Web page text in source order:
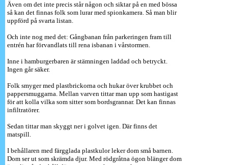
Även om det inte precis står någon och siktar på en med bössa
så kan det finnas folk som lurar med spionkamera. Så man blir
uppförd på svarta listan.
Och inte nog med det: Gångbanan från parkeringen fram till
entrén har förvandlats till rena isbanan i vårstormen.
Inne i hamburgerbaren är stämningen laddad och betryckt.
Ingen går säker.
Folk smyger med plastbrickorna och hukar över krubbet och
pappersmuggarna. Mellan varven tittar man upp som hastigast
för att kolla vilka som sitter som bordsgrannar. Det kan finnas
infiltratörer.
Sedan tittar man skyggt ner i golvet igen. Där finns det
matspill.
I behållaren med färgglada plastkulor leker dom små barnen.
Dom ser ut som skrämda djur. Med rödgråtna ögon blänger dom